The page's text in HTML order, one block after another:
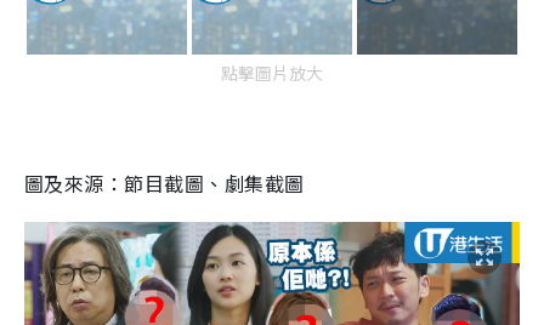
o
點擊圖片放大
圖及來源：節目截圖、劇集截圖